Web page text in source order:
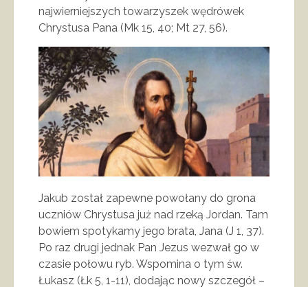
najwierniejszych towarzyszek wędrówek
Chrystusa Pana (Mk 15, 40; Mt 27, 56).
Jakub został zapewne powołany do grona
uczniów Chrystusa już nad rzeką Jordan. Tam
bowiem spotykamy jego brata, Jana (J 1, 37).
Po raz drugi jednak Pan Jezus wezwał go w
czasie połowu ryb. Wspomina o tym św.
Łukasz (Łk 5, 1-11), dodając nowy szczegół –